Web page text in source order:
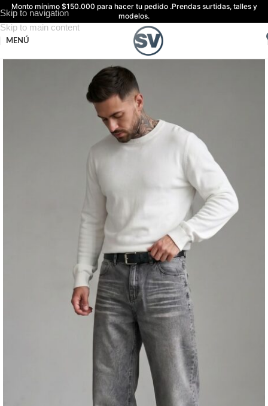
Skip to navigation
Skip to main content
Monto mínimo $150.000 para hacer tu pedido .Prendas surtidas, talles y
modelos.
MENÚ